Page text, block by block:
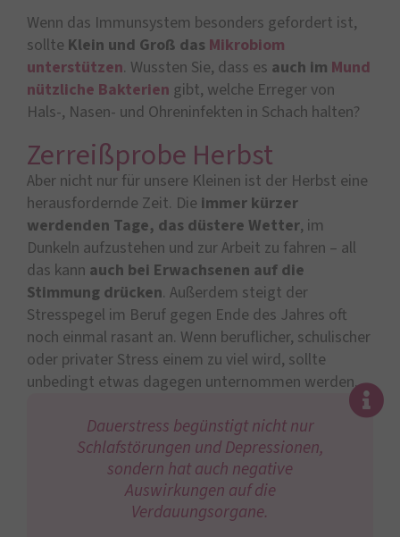
Wenn das Immunsystem besonders gefordert ist,
sollte Klein und Groß das Mikrobiom
unterstützen. Wussten Sie, dass es auch im Mund
nützliche Bakterien gibt, welche Erreger von
Hals-, Nasen- und Ohreninfekten in Schach halten?
Zerreißprobe Herbst
Aber nicht nur für unsere Kleinen ist der Herbst eine
herausfordernde Zeit. Die immer kürzer
werdenden Tage, das düstere Wetter, im
Dunkeln aufzustehen und zur Arbeit zu fahren – all
das kann auch bei Erwachsenen auf die
Stimmung drücken. Außerdem steigt der
Stresspegel im Beruf gegen Ende des Jahres oft
noch einmal rasant an. Wenn beruflicher, schulischer
oder privater Stress einem zu viel wird, sollte
unbedingt etwas dagegen unternommen werden.
Dauerstress begünstigt nicht nur
Schlafstörungen und Depressionen,
sondern hat auch negative
Auswirkungen auf die
Verdauungsorgane.